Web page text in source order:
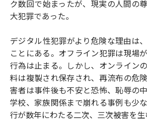
ク数回で始まったが、現実の人間の
大犯罪であった。
デジタル性犯罪がより危険な理由は
ことにある。オフライン犯罪は現場
行為は止まる。しかし、オンライン
料は複製され保存され、再流布の危
害者は事件後も不安と恐怖、恥辱の
学校、家族関係まで崩れる事例も少
行が数年にわたる二次、三次被害を生